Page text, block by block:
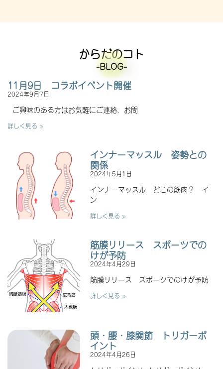
からだのコト
-BLOG-
11月9日 コラボイベント開催
2024年9月7日
ご興味のある方はお気軽にご連絡、お問
詳しく見る »
インナーマッスル 姿勢との
関係
2024年5月1日
インナーマッスル どこの筋肉？ イ
ン
詳しく見る »
筋膜リリース スポーツでの
けが予防
2024年4月29日
筋膜リリース スポーツでのけが予防
詳しく見る »
頭・腰・膝関節 トリガーポ
イント
2024年4月26日